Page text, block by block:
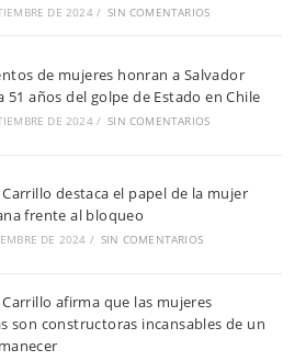
DE 2024 / SIN COMENTARIOS
de mujeres honran a Salvador
51 años del golpe de Estado en Chile
DE 2024 / SIN COMENTARIOS
Carrillo destaca el papel de la mujer
frente al bloqueo
DE 2024 / SIN COMENTARIOS
Carrillo afirma que las mujeres
son constructoras incansables de un